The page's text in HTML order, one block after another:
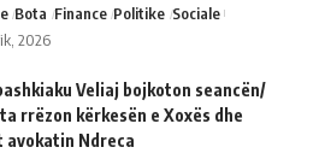
Bota Finance Politike Sociale
2026
Veliaj bojkoton seancën/
rrëzon kërkesën e Xoxës dhe
avokatin Ndreca